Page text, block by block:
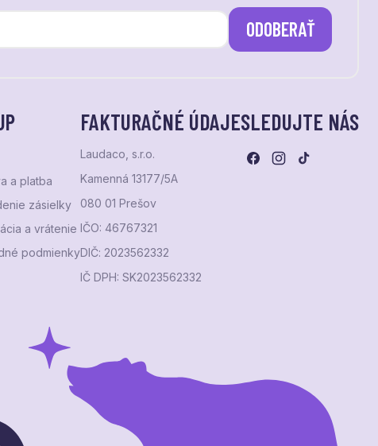
ODOBERAŤ
a platba
zásielky
a vrátenie
podmienky
FAKTURAČNÉ ÚDAJE
Laudaco, s.r.o.
Kamenná 13177/5A
080 01 Prešov
IČO: 46767321
DIČ: 2023562332
IČ DPH: SK2023562332
SLEDUJTE NÁS